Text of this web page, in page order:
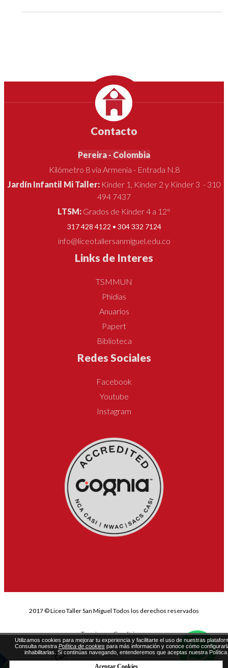
Contacto
Pereira - Colombia
Kilómetro 8 vía Armenia - Entrada N.8
Jardín Infantil Mi Taller: Kínder 1, Kínder 2 y Kínder 3 - 310
494 7437
LTSM: Grados de Kínder 4 a 12°
317 428 4122 • 304 332 7124
info@liceotallersanmiguel.edu.co
Links de Interes
TSMMUN
Phidias
Anuarios
Papert
Biblioteca
Redes Sociales
Facebook
Youtube
Instagram
2017 © Liceo Taller San Miguel Todos los derechos reservados
Terminos y Condiciones
Utilizamos cookies para mejorar tu experiencia y facilitarte el uso de nuestras
Consulta nuestra Política de cookies para más información y conoce cómo
inhabilitarlas. Si continúas navegando, entenderemos que aceptas nuestra Política.
Aceptar Cookies